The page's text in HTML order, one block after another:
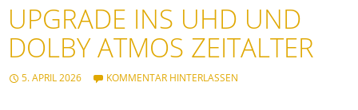
UPGRADE INS UHD UND
DOLBY ATMOS ZEITALTER
5. APRIL 2026 KOMMENTAR HINTERLASSEN